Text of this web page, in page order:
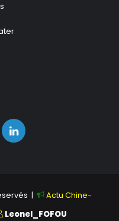
Linkedin
|
Actu Chine-
Leonel_FOFOU